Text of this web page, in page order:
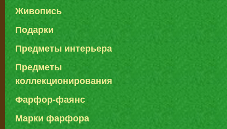
Живопись
Подарки
Предметы интерьера
Предметы
коллекционирования
Фарфор-фаянс
Марки фарфора